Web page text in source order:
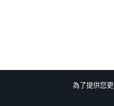
為了提供您